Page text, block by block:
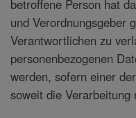
betroffene Person hat
und Verordnungsgeber
Verantwortlichen zu
personenbezogenen
werden, sofern einer
soweit die Verarbeitung